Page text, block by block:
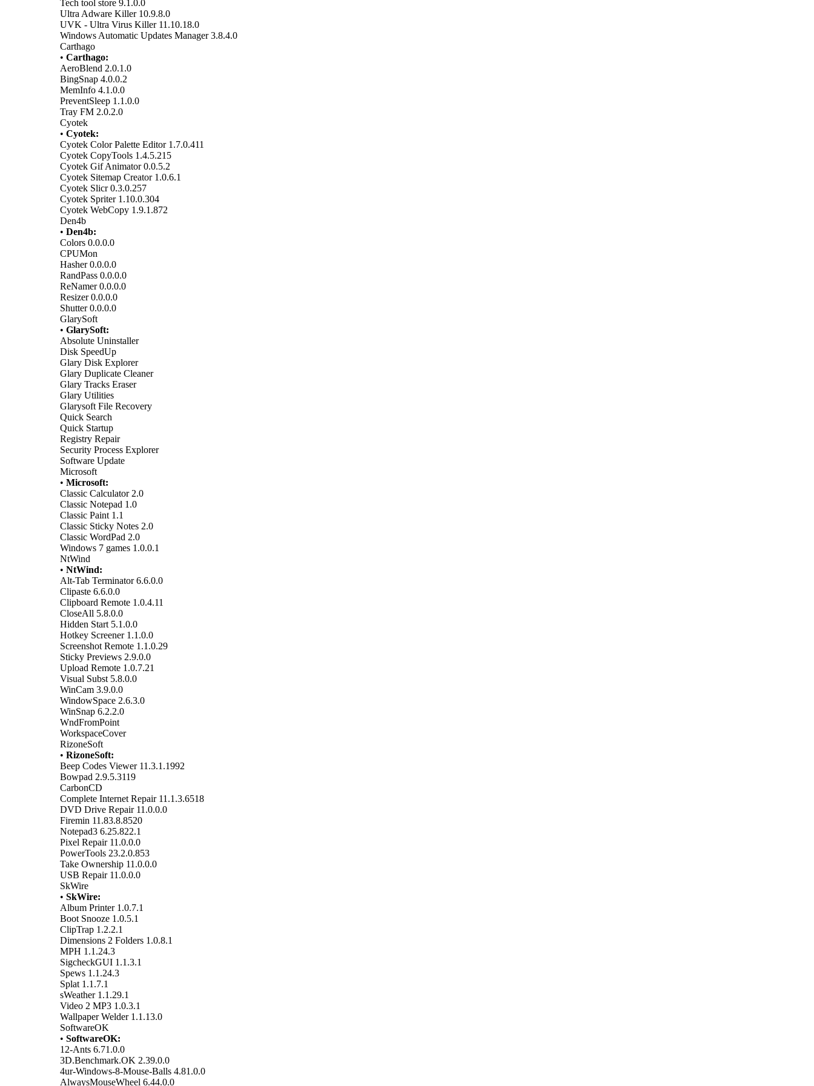
Tech tool store 9.1.0.0
Ultra Adware Killer 10.9.8.0
UVK - Ultra Virus Killer 11.10.18.0
Windows Automatic Updates Manager 3.8.4.0
Carthago
• Carthago:
AeroBlend 2.0.1.0
BingSnap 4.0.0.2
MemInfo 4.1.0.0
PreventSleep 1.1.0.0
Tray FM 2.0.2.0
Cyotek
• Cyotek:
Cyotek Color Palette Editor 1.7.0.411
Cyotek CopyTools 1.4.5.215
Cyotek Gif Animator 0.0.5.2
Cyotek Sitemap Creator 1.0.6.1
Cyotek Slicr 0.3.0.257
Cyotek Spriter 1.10.0.304
Cyotek WebCopy 1.9.1.872
Den4b
• Den4b:
Colors 0.0.0.0
CPUMon
Hasher 0.0.0.0
RandPass 0.0.0.0
ReNamer 0.0.0.0
Resizer 0.0.0.0
Shutter 0.0.0.0
GlarySoft
• GlarySoft:
Absolute Uninstaller
Disk SpeedUp
Glary Disk Explorer
Glary Duplicate Cleaner
Glary Tracks Eraser
Glary Utilities
Glarysoft File Recovery
Quick Search
Quick Startup
Registry Repair
Security Process Explorer
Software Update
Microsoft
• Microsoft:
Classic Calculator 2.0
Classic Notepad 1.0
Classic Paint 1.1
Classic Sticky Notes 2.0
Classic WordPad 2.0
Windows 7 games 1.0.0.1
NtWind
• NtWind:
Alt-Tab Terminator 6.6.0.0
Clipaste 6.6.0.0
Clipboard Remote 1.0.4.11
CloseAll 5.8.0.0
Hidden Start 5.1.0.0
Hotkey Screener 1.1.0.0
Screenshot Remote 1.1.0.29
Sticky Previews 2.9.0.0
Upload Remote 1.0.7.21
Visual Subst 5.8.0.0
WinCam 3.9.0.0
WindowSpace 2.6.3.0
WinSnap 6.2.2.0
WndFromPoint
WorkspaceCover
RizoneSoft
• RizoneSoft:
Beep Codes Viewer 11.3.1.1992
Bowpad 2.9.5.3119
CarbonCD
Complete Internet Repair 11.1.3.6518
DVD Drive Repair 11.0.0.0
Firemin 11.83.8.8520
Notepad3 6.25.822.1
Pixel Repair 11.0.0.0
PowerTools 23.2.0.853
Take Ownership 11.0.0.0
USB Repair 11.0.0.0
SkWire
• SkWire:
Album Printer 1.0.7.1
Boot Snooze 1.0.5.1
ClipTrap 1.2.2.1
Dimensions 2 Folders 1.0.8.1
MPH 1.1.24.3
SigcheckGUI 1.1.3.1
Spews 1.1.24.3
Splat 1.1.7.1
sWeather 1.1.29.1
Video 2 MP3 1.0.3.1
Wallpaper Welder 1.1.13.0
SoftwareOK
• SoftwareOK:
12-Ants 6.71.0.0
3D.Benchmark.OK 2.39.0.0
4ur-Windows-8-Mouse-Balls 4.81.0.0
AlwaysMouseWheel 6.44.0.0